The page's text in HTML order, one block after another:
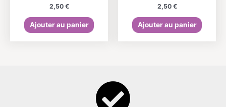
2,50 €
Ajouter au panier
2,50 €
Ajouter au panier